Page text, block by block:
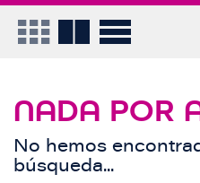
NADA POR
No hemos
búsqueda...